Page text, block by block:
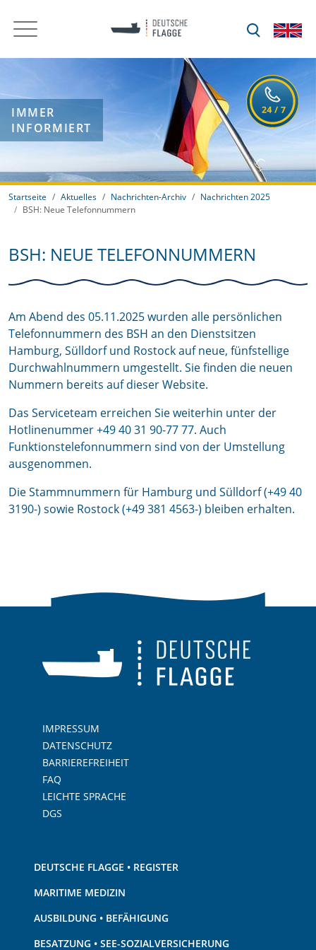
IMMER
INFORMIERT
Startseite Aktuelles Nachrichten-Archiv
Nachrichten 2025
BSH: Neue Telefonnummern
BSH: NEUE TELEFONNUMMERN
Am Abend des 05.11.2025 wurden alle persönlichen
Telefonnummern des BSH an den Dienstsitzen
Hamburg, Sülldorf und Rostock auf neue, fünfstellige
Durchwahlnummern umgestellt. Sie finden die neuen
Nummern bereits auf dieser Website.
Das Serviceteam erreichen Sie weiterhin unter der
Hotlinenummer +49 40 31 90-77 77. Auch
Funktionstelefonnummern sind von der Umstellung
ausgenommen.
Die Stammnummern für Hamburg und Sülldorf (+49 40
3190-) sowie Rostock (+49 381 4563-) bleiben erhalten.
IMPRESSUM
DATENSCHUTZ
BARRIEREFREIHEIT
FAQ
LEICHTE SPRACHE
DGS
DEUTSCHE FLAGGE • REGISTER
MARITIME MEDIZIN
AUSBILDUNG • BEFÄHIGUNG
BESATZUNG • SEE-SOZIALVERSICHERUNG